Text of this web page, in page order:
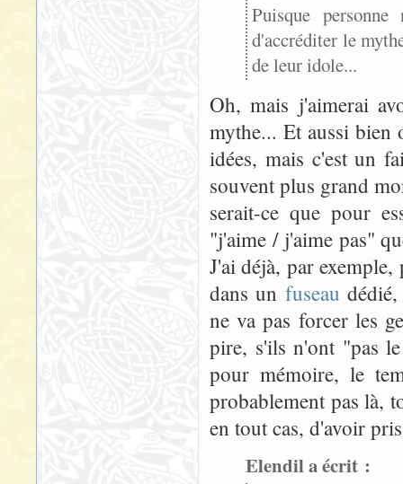
Puisque
d'accréditer le
de leur idole...
Oh, mais j'aimerai
mythe... Et aussi bien
idées, mais c'est un
souvent plus grand
serait-ce que pour
"j'aime / j'aime pas"
J'ai déjà, par
dans un fuseau
ne va pas forcer les
pire, s'ils n'ont "pas
pour mémoire, le
probablement pas là,
en tout cas, d'avoir
Elendil a écrit :